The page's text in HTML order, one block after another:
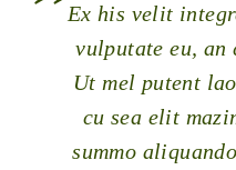
Ex his velit
vulputate eu, an
Ut mel putent
cu sea elit
summo